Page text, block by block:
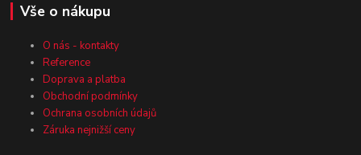
Vše o nákupu
O nás - kontakty
Reference
Doprava a platba
Obchodní podmínky
Ochrana osobních údajů
Záruka nejnižší ceny